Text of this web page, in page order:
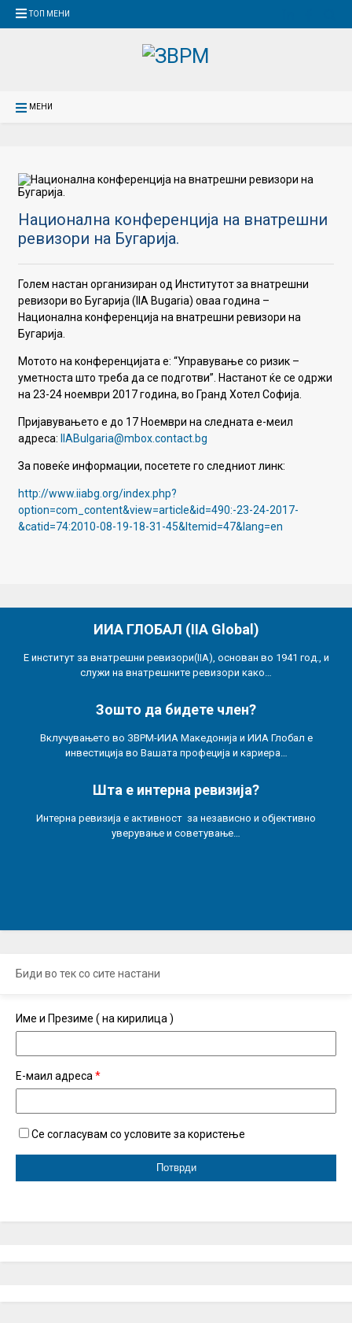
ТОП МЕНИ
МЕНИ
Национална конференција на внатрешни
ревизори на Бугарија.
Голем настан организиран од Институтот за внатрешни
ревизори во Бугарија (IIA Bugaria) оваа година –
Национална конференција на внатрешни ревизори на
Бугарија.
Мотото на конференцијата е: “Управување со ризик –
уметноста што треба да се подготви”. Настанот ќе се одржи
на 23-24 ноември 2017 година, во Гранд Хотел Софија.
Пријавувањето е до 17 Ноември на следната е-меил
адреса:
IIABulgaria@mbox.contact.bg
За повеќе информации, посетете го следниот линк:
http://www.iiabg.org/index.php?
option=com_content&view=article&id=490:-23-24-2017-
&catid=74:2010-08-19-18-31-45&Itemid=47&lang=en
ИИА ГЛОБАЛ (IIA Global)
Е институт за внатрешни ревизори(IIA), основан во 1941 год., и
служи на внатрешните ревизори како…
Зошто да бидете член?
Вклучувањето во ЗВРМ-ИИА Македонија и ИИА Глобал е
инвестиција во Вашата профеција и кариера…
Шта е интерна ревизија?
Интерна ревизија е активност за независно и објективно
уверување и советување…
Биди во тек со сите настани
Име и Презиме ( на кирилица )
Е-маил адреса *
Се согласувам со условите за користење